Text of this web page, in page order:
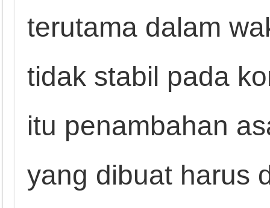
terutama dalam
tidak stabil pada
itu penambahan
yang dibuat harus